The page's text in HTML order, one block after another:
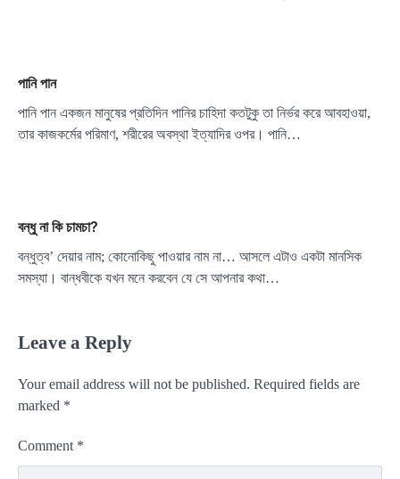
পানি পান
পানি পান একজন মানুষের প্রতিদিন পানির চাহিদা কতটুকু তা নির্ভর করে আবহাওয়া,
তার কাজকর্মের পরিমাণ, শরীরের অবস্থা ইত্যাদির ওপর। পানি…
বন্ধু না কি চামচা?
বন্ধুত্ব’ দেয়ার নাম; কোনোকিছু পাওয়ার নাম না… আসলে এটাও একটা মানসিক
সমস্যা। বান্ধবীকে যখন মনে করবেন যে সে আপনার কথা…
Leave a Reply
Your email address will not be published. Required fields are
marked *
Comment *